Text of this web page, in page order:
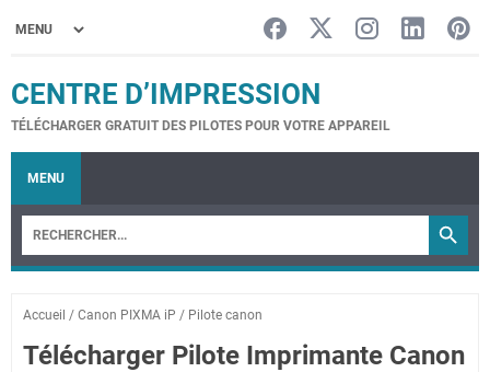
CENTRE D’IMPRESSION
TÉLÉCHARGER GRATUIT DES PILOTES POUR VOTRE APPAREIL
MENU
Accueil / Canon PIXMA iP / Pilote canon
Télécharger Pilote Imprimante Canon